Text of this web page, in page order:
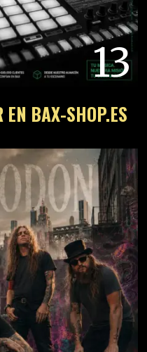
13
BAX-SHOP.ES